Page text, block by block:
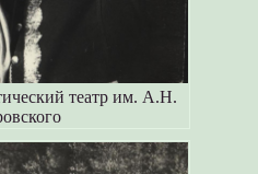
театр им. А.Н.